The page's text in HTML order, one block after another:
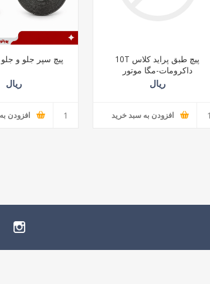
پیچ طبق پراید کلاس 10T
داکرومات-مگا موتور
ریال
افزودن به سبد خرید
پیچ سپر جلو و جلو
ریال
افزودن